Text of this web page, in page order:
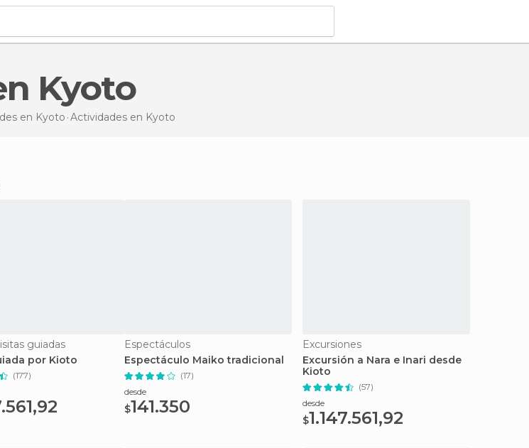
Kyoto
en Kyoto Actividades en Kyoto
guiadas
por Kioto
(177)
Espectáculos
Espectáculo Maiko tradicional
(17)
desde
$141.350
Excursiones
Excursión a Nara e Inari desde
Kioto
(57)
desde
$1.147.561,92